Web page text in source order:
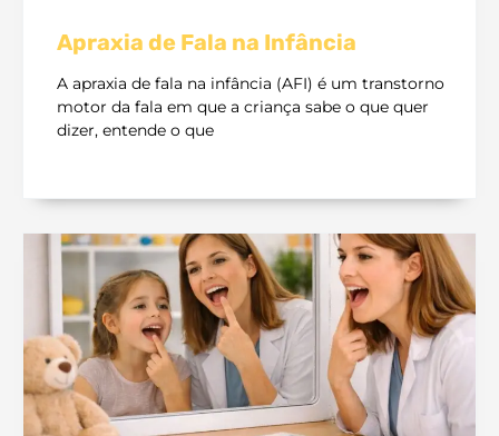
Apraxia de Fala na Infância
A apraxia de fala na infância (AFI) é um transtorno
motor da fala em que a criança sabe o que quer
dizer, entende o que